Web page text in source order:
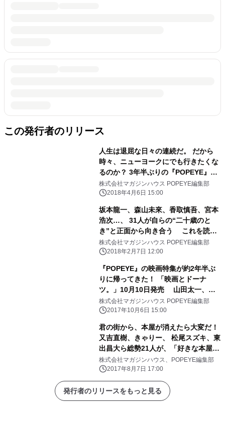
この発行者のリリース
人生は退屈な日々の連続だ。 だから
時々、ニューヨークにでも行きたくな
るのか？ 3年半ぶりの『POPEYE』ニ
ューヨーク特集は 伊丹十三の名著『ヨ
ーロッパ退屈日記』をオマージュ。 5
株式会社マガジンハウス POPEYE編集部
2018年4月6日 15:00
坂本龍一、森山未來、香取慎吾、宮本
浩次…、 31人が自らの“二十歳のと
き”と正面から向き合う これを読め
ば、きっと“何か”を始めたくなるだろ
う 「二十歳のとき、何をしていた
株式会社マガジンハウス POPEYE編集部
2018年2月7日 12:00
『POPEYE』の映画特集が約2年半ぶ
りに帰ってきた！ 「映画とドーナ
ツ。」10月10日発売 山田太一、黒
沢清、北野武、宇多丸、蒼井優、ロバ
ート秋山、 藤井隆、ミッツ・マングロ
きな映画について語る！ ～ドーナツハ
ンドブック付き～
株式会社マガジンハウス POPEYE編集部
2017年10月6日 15:00
君の街から、本屋が消えたら大変だ！
又吉直樹、きゃりー、 松尾スズキ、東
出昌大ら総勢21人が、「好きな本屋」
を語る 『POPEYE』本屋特集 8月9
日発売
株式会社マガジンハウス、POPEYE編集部
2017年8月7日 17:00
発行者のリリースをもっと見る